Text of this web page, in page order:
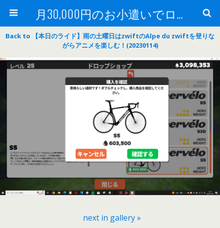
月30,000円のお小遣いでロードバイク
Back to 【本日のライド】雨の土曜日はzwiftのAlpe du zwiftを登りな
がらアニメを楽しむ！(20230114)
next in gallery »